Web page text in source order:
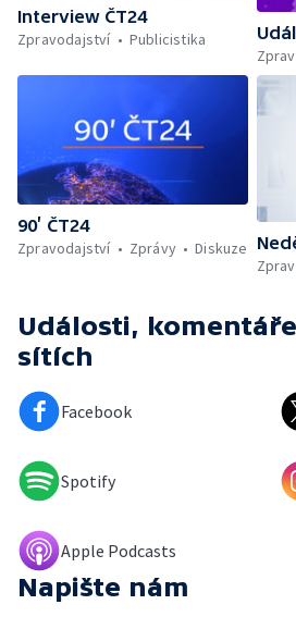
Interview ČT24
Zpravodajství
Publicistika
90’ ČT24
Zpravodajství
Zprávy Diskuze
Události, komentáře
sítích
Facebook
Spotify
Apple Podcasts
Napište nám